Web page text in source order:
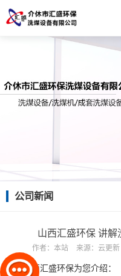
公司新闻
山西汇盛环保 讲解
作者： 本站 来源： 云更新
山西汇盛环保为您介绍：